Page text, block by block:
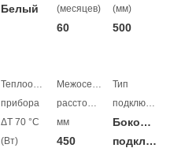
Белый
(месяцев)
60
(мм)
500
Теплоотдача
прибора
ΔT 70 °C
(Вт)
Межосевое
расстояние,
мм
450
Тип
подключения
Боковое
подключение